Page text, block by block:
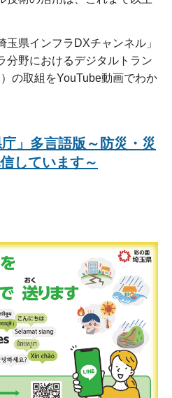
県インフラDXチャンネル」
分野におけるデジタルトラン
の取組をYouTube動画でわか
」多言語版～防災・災
しています～